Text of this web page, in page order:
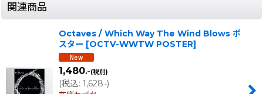
関連商品
Octaves / Which Way The Wind Blows ポ
スター [OCTV-WWTW POSTER]
1,480.-(税別)
(税込: 1,628.-)